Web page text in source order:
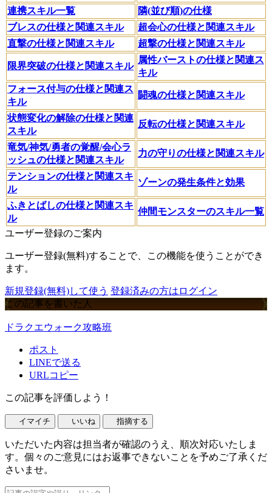
連携スキル一覧
隣(並び順)の仕様
ブレスの仕様と関連スキル
超会心の仕様と関連スキル
直撃の仕様と関連スキル
超撃の仕様と関連スキル
限界突破の仕様と関連スキル
属性バーストの仕様と関連ス
キル
フォース付与の仕様と関連ス
キル
闘魂の仕様と関連スキル
状態変化の解除の仕様と関連
スキル
反転の仕様と関連スキル
竜気/神気/勇者の覚醒/会心ラ
ッシュの仕様と関連スキル
力の守りの仕様と関連スキル
テンションの仕様と関連スキ
ル
ゾーンの発生条件と効果
ふきとばしの仕様と関連スキ
ル
仲間モンスターのスキル一覧
ユーザー登録のご案内
ユーザー登録(無料)することで、この機能を使うことができ
ます。
新規登録(無料)して使う 登録済みの方はログイン
この記事を書いた人
ドラクエウォーク攻略班
ポスト
LINEで送る
URLコピー
この記事を評価しよう！
イマイチ いいね 指摘する
いただいた内容は担当者が確認のうえ、順次対応いたしま
す。個々のご意見にはお返事できないことを予めご了承くだ
さいませ。